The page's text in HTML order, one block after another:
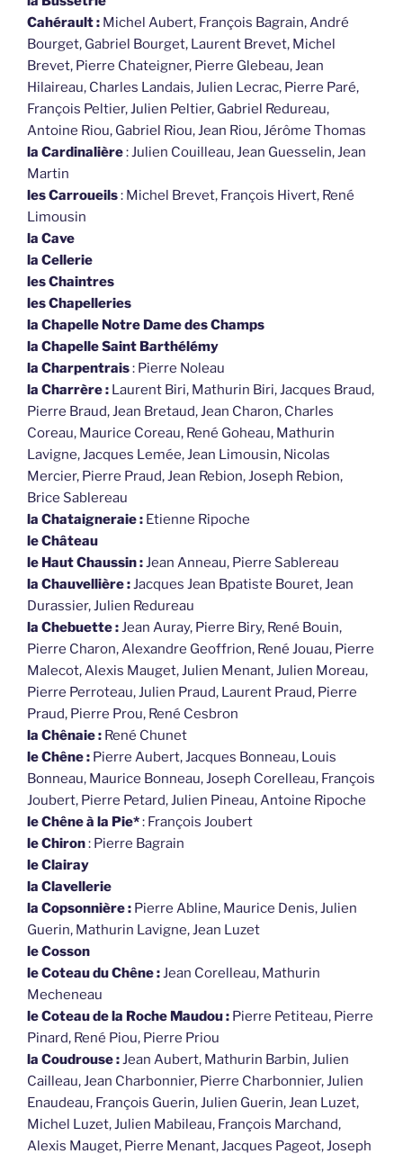
Cahérault : Michel Aubert, François Bagrain, André
Bourget, Gabriel Bourget, Laurent Brevet, Michel
Brevet, Pierre Chateigner, Pierre Glebeau, Jean
Hilaireau, Charles Landais, Julien Lecrac, Pierre Paré,
François Peltier, Julien Peltier, Gabriel Redureau,
Antoine Riou, Gabriel Riou, Jean Riou, Jérôme Thomas
la Cardinalière: Julien Couilleau, Jean Guesselin, Jean
Martin
les Carroueils: Michel Brevet, François Hivert, René
Limousin
la Cave
la Cellerie
les Chaintres
les Chapelleries
la Chapelle Notre Dame des Champs
la Chapelle Saint Barthélémy
la Charpentrais: Pierre Noleau
la Charrère : Laurent Biri, Mathurin Biri, Jacques Braud,
Pierre Braud, Jean Bretaud, Jean Charon, Charles
Coreau, Maurice Coreau, René Goheau, Mathurin
Lavigne, Jacques Lemée, Jean Limousin, Nicolas
Mercier, Pierre Praud, Jean Rebion, Joseph Rebion,
Brice Sablereau
la Chataigneraie : Etienne Ripoche
le Château
le Haut Chaussin :Jean Anneau, Pierre Sablereau
la Chauvellière :Jacques Jean Bpatiste Bouret, Jean
Durassier, Julien Redureau
la Chebuette :Jean Auray, Pierre Biry, René Bouin,
Pierre Charon, Alexandre Geoffrion, René Jouau, Pierre
Malecot, Alexis Mauget, Julien Menant, Julien Moreau,
Pierre Perroteau, Julien Praud, Laurent Praud, Pierre
Praud, Pierre Prou, René Cesbron
la Chênaie : René Chunet
le Chêne : Pierre Aubert, Jacques Bonneau, Louis
Bonneau, Maurice Bonneau, Joseph Corelleau, François
Joubert, Pierre Petard, Julien Pineau, Antoine Ripoche
le Chêne à la Pie*: François Joubert
le Chiron: Pierre Bagrain
le Clairay
la Clavellerie
la Copsonnière : Pierre Abline, Maurice Denis, Julien
Guerin, Mathurin Lavigne, Jean Luzet
le Cosson
le Coteau du Chêne :Jean Corelleau, Mathurin
Mecheneau
le Coteau de la Roche Maudou : Pierre Petiteau, Pierre
Pinard, René Piou, Pierre Priou
la Coudrouse :Jean Aubert, Mathurin Barbin, Julien
Cailleau, Jean Charbonnier, Pierre Charbonnier, Julien
Enaudeau, François Guerin, Julien Guerin, Jean Luzet,
Michel Luzet, Julien Mabileau, François Marchand,
Alexis Mauget, Pierre Menant, Jacques Pageot, Joseph